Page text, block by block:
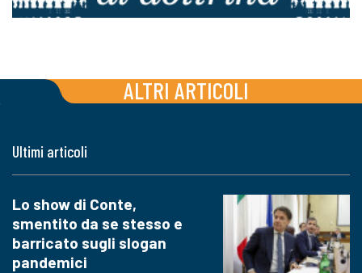
ALTRI ARTICOLI
Ultimi articoli
Lo show di Conte,
smentito da se stesso e
barricato sugli slogan
pandemici